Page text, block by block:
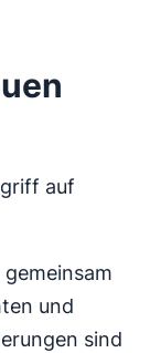
auf
und
sind